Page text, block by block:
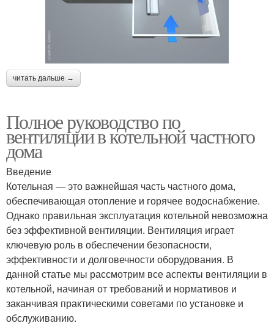
читать дальше →
Полное руководство по
вентиляции в котельной частного
дома
Введение
Котельная — это важнейшая часть частного дома,
обеспечивающая отопление и горячее водоснабжение.
Однако правильная эксплуатация котельной невозможна
без эффективной вентиляции. Вентиляция играет
ключевую роль в обеспечении безопасности,
эффективности и долговечности оборудования. В
данной статье мы рассмотрим все аспекты вентиляции в
котельной, начиная от требований и нормативов и
заканчивая практическими советами по установке и
обслуживанию.